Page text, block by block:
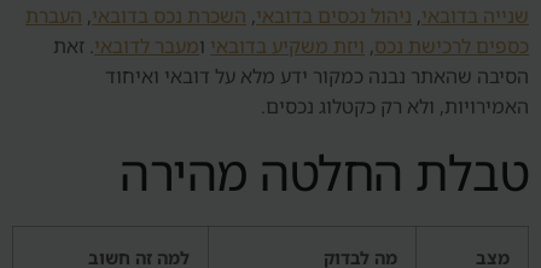
שנייה בדובאי, ניהול נכסים בדובאי, השכרת נכס בדובאי, העברת
כספים לרכישת נכס, ויזת משקיע בדובאי ומעבר לדובאי. זאת
הסיבה שהאתר נבנה כמקור ידע מלא על דובאי ואיחוד
האמירויות, ולא רק כקטלוג נכסים.
טבלת החלטה מהירה
מצב מה לבדוק למה זה חשוב